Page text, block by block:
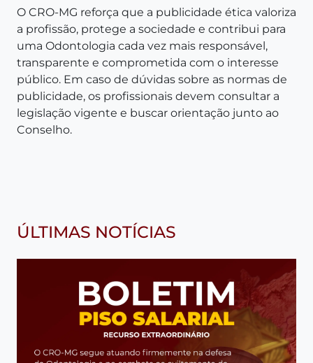
O CRO-MG reforça que a publicidade ética valoriza
a profissão, protege a sociedade e contribui para
uma Odontologia cada vez mais responsável,
transparente e comprometida com o interesse
público. Em caso de dúvidas sobre as normas de
publicidade, os profissionais devem consultar a
legislação vigente e buscar orientação junto ao
Conselho.
ÚLTIMAS NOTÍCIAS